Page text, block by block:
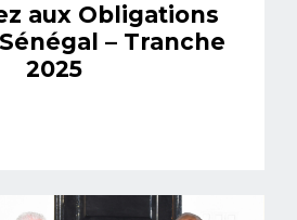
aux Obligations
– Tranche
2025